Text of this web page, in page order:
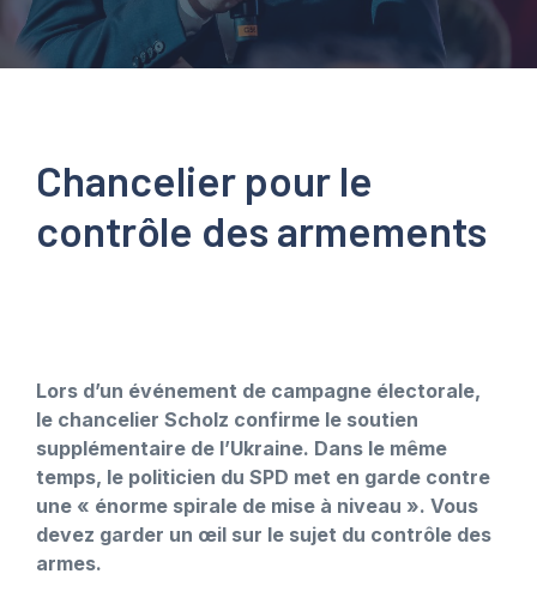
Chancelier pour le
contrôle des armements
Lors d’un événement de campagne électorale,
le chancelier Scholz confirme le soutien
supplémentaire de l’Ukraine. Dans le même
temps, le politicien du SPD met en garde contre
une « énorme spirale de mise à niveau ». Vous
devez garder un œil sur le sujet du contrôle des
armes.